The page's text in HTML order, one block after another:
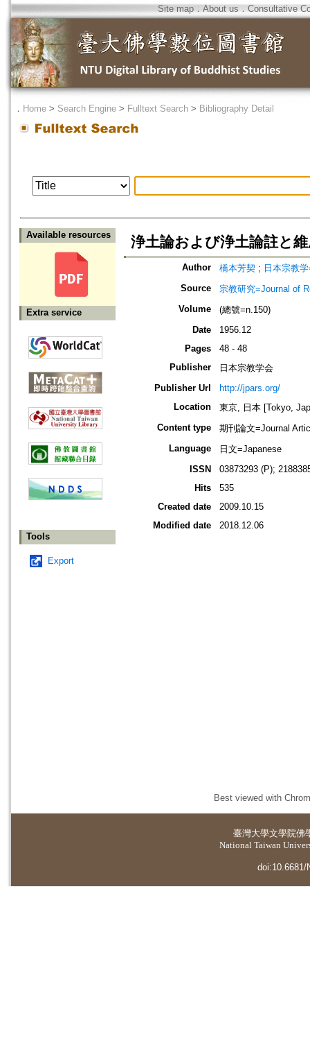
Site map．About us ． Consultative
． Home > Search Engine > Fulltext Search > Bibliography Detail
Available resources
Extra service
Tools
Export
浄土論および浄土論註と
Author 橋本芳契 ; 日本宗教
Source
宗教研究=Journal of
Volume
(總號=n.150)
Date
1956.12
Pages
48 - 48
Publisher
日本宗教学会
Publisher Url
http://jpars.org/
Location
東京, 日本 [Tokyo,
Content type
期刊論文=Journal
Language
日文=Japanese
ISSN
03873293 (P);
Hits
535
Created date
2009.10.15
Modified date
2018.12.06
Best viewed with
臺灣大學文學院佛
National Taiwan
doi:10.6681/